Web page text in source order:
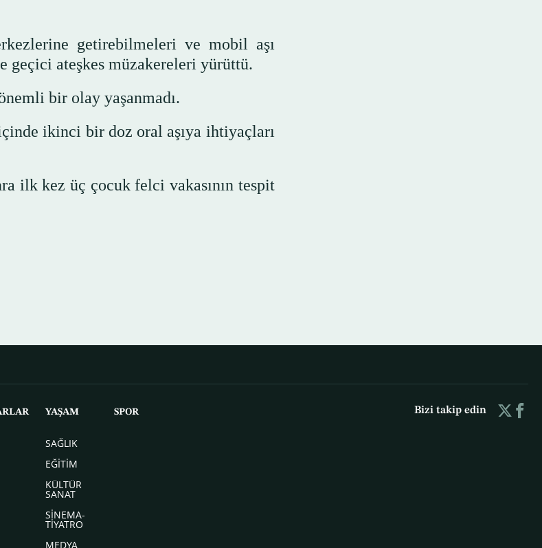
getirebilmeleri ve mobil aşı
ateşkes müzakereleri yürüttü.
bir olay yaşanmadı.
ikinci bir doz oral aşıya ihtiyaçları
ilk kez üç çocuk felci vakasının tespit
YAŞAM
SAĞLIK
EĞİTİM
KÜLTÜR
SANAT
SİNEMA-
TİYATRO
MEDYA
SPOR Bizi takip edin